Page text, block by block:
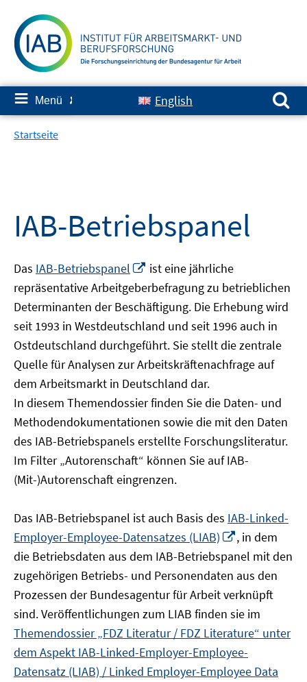
zum
Inhalt
≡ Menü ✘ English
Suchen nach:
Startseite
IAB-Betriebspanel
Das IAB-Betriebspanel
In
neuem
Fenster
öffnen
ist eine jährliche
repräsentative Arbeitgeberbefragung zu betrieblichen
Determinanten der Beschäftigung. Die Erhebung wird
seit 1993 in Westdeutschland und seit 1996 auch in
Ostdeutschland durchgeführt. Sie stellt die zentrale
Quelle für Analysen zur Arbeitskräftenachfrage auf
dem Arbeitsmarkt in Deutschland dar.
In diesem Themendossier finden Sie die Daten- und
Methodendokumentationen sowie die mit den Daten
des IAB-Betriebspanels erstellte Forschungsliteratur.
Im Filter „Autorenschaft“ können Sie auf IAB-
(Mit-)Autorenschaft eingrenzen.
Das IAB-Betriebspanel ist auch Basis des IAB-Linked-
Employer-Employee-Datensatzes (LIAB)
In
neuem
Fenster
öffnen
, in dem
die Betriebsdaten aus dem IAB-Betriebspanel mit den
zugehörigen Betriebs- und Personendaten aus den
Prozessen der Bundesagentur für Arbeit verknüpft
sind. Veröffentlichungen zum LIAB finden sie im
Themendossier „FDZ Literatur / FDZ Literature“ unter
dem Aspekt IAB-Linked-Employer-Employee-
Datensatz (LIAB) / Linked Employer-Employee Data